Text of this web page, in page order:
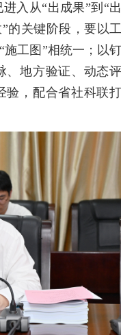
入从“出成果”到“出
的关键阶段，要以工
施工图”相统一；以钉
、地方验证、动态评
验，配合省社科联打